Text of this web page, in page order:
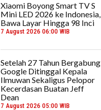
Xiaomi Boyong Smart TV S
Mini LED 2026 ke Indonesia,
Bawa Layar Hingga 98 Inci
7 August 2026 06:00 WIB
Setelah 27 Tahun Bergabung,
Google Ditinggal Kepala
Ilmuwan Sekaligus Pelopor
Kecerdasan Buatan Jeff
Dean
7 August 2026 05:00 WIB